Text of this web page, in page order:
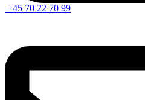
+45 70 22 70 99